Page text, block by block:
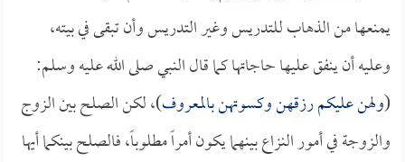
يمنعها من الذهاب للتدريس وغير التدريس وأن تبقى في بيته،
وعليه أن ينفق عليها حاجاتها كما قال النبي صلى الله عليه وسلم:
(ولهن عليكم رزقهن وكسوتهن بالمعروف)، لكن الصلح بين الزوج
والزوجة في أمور النزاع بينهما يكون أمراً مطلوباً، فالصلح بينكما أيها